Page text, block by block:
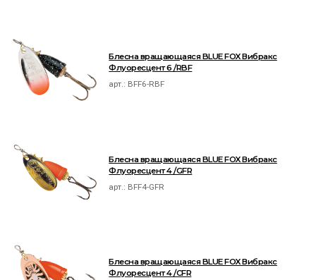
Блесна вращающаяся BLUE FOX Вибракс
Флуоресцент 6 /RBF
арт.: BFF6-RBF
Блесна вращающаяся BLUE FOX Вибракс
Флуоресцент 4 /GFR
арт.: BFF4-GFR
Блесна вращающаяся BLUE FOX Вибракс
Флуоресцент 4 /CFR